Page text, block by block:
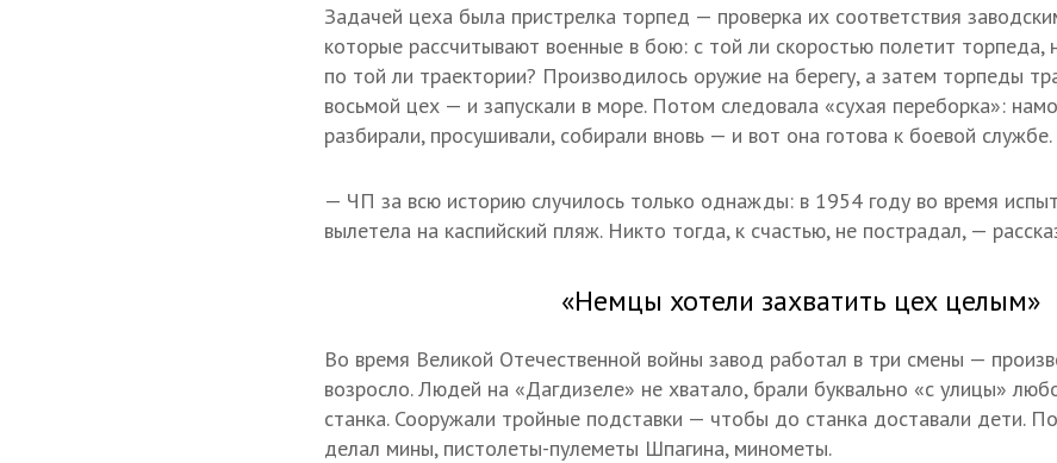
Задачей цеха была пристрелка торпед — проверка их соответствия
которые рассчитывают военные в бою: с той ли скоростью полетит торпеда,
по той ли траектории? Производилось оружие на берегу, а затем торпеды
восьмой цех — и запускали в море. Потом следовала «сухая переборка»:
разбирали, просушивали, собирали вновь — и вот она готова к боевой службе.
— ЧП за всю историю случилось только однажды: в 1954 году во время
вылетела на каспийский пляж. Никто тогда, к счастью, не пострадал, —
«Немцы хотели захватить цех целым»
Во время Великой Отечественной войны завод работал в три смены —
возросло. Людей на «Дагдизеле» не хватало, брали буквально «с улицы»
станка. Сооружали тройные подставки — чтобы до станка доставали дети.
делал мины, пистолеты-пулеметы Шпагина, минометы.